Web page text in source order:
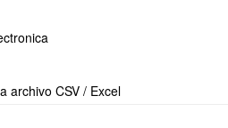
archivo CSV / Excel
al momento de vender se
y la secundaria.
informativa, no queda
la conversión debe ser estable